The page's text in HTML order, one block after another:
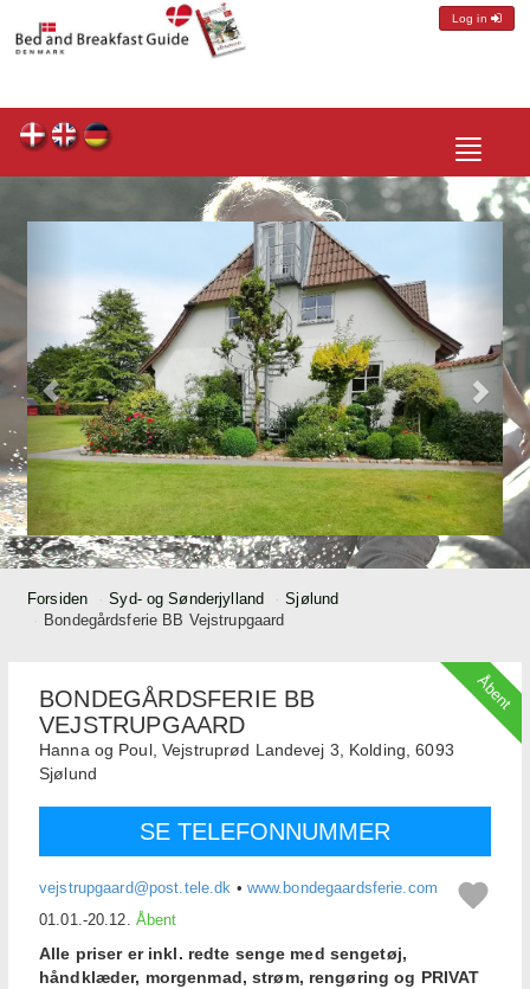
Log in
Toggle
Forsiden Syd- og Sønderjylland
Sjølund
Bondegårdsferie BB Vejstrupgaard
Åbent
BONDEGÅRDSFERIE BB
VEJSTRUPGAARD
Hanna og Poul, Vejstruprød Landevej 3, Kolding, 6093
Sjølund
SE TELEFONNUMMER
vejstrupgaard@post.tele.dk • www.bondegaardsferie.com
01.01.-20.12. Åbent
Alle priser er inkl. redte senge med sengetøj,
håndklæder, morgenmad, strøm, rengøring og PRIVAT